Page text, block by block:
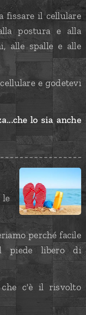
fissare il cellulare
postura e alla
alle spalle e alle
e godetevi
lo sia anche
le
perché facile
piede libero di
che c'è il risvolto